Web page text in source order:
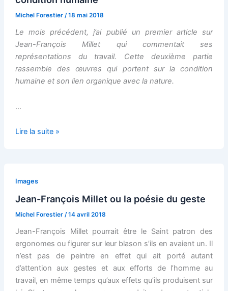
Michel Forestier /18 mai 2018
Le mois précédent, j’ai publié un premier article sur
Jean-François Millet qui commentait ses
représentations du travail. Cette deuxième partie
rassemble des œuvres qui portent sur la condition
humaine et son lien organique avec la nature.
…
Jean-
de
condition
humaine
Lire la suite »
Images
Jean-François Millet ou la poésie du geste
Michel Forestier /14 avril 2018
Jean-François Millet pourrait être le Saint patron des
ergonomes ou figurer sur leur blason s’ils en avaient un. Il
n’est pas de peintre en effet qui ait porté autant
d’attention aux gestes et aux efforts de l’homme au
travail, en même temps qu’aux effets qu’ils produisent sur